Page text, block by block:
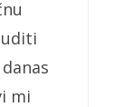
mi